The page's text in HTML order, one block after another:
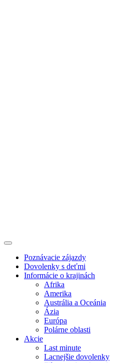
Poznávacie zájazdy
Dovolenky s deťmi
Informácie o krajinách
Afrika
Amerika
Austrália a Oceánia
Ázia
Európa
Polárne oblasti
Akcie
Last minute
Lacnejšie dovolenky